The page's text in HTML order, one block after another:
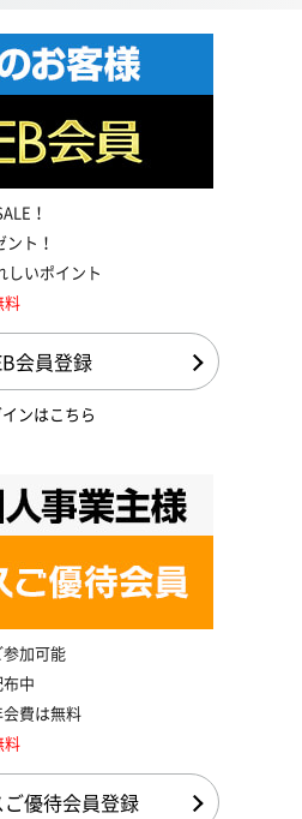
！
ト！
しいポイント
料
会員登録
ンはこちら
加可能
中
費は無料
料
ご優待会員登録